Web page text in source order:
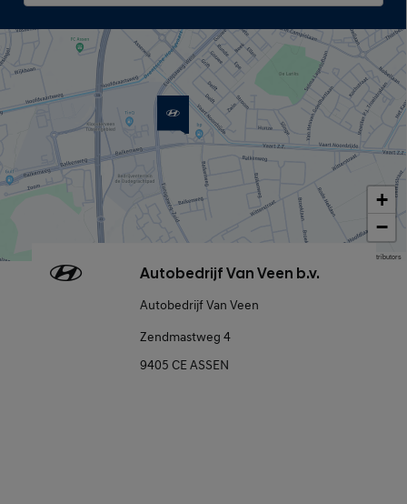
+
−
Map data © OpenStreetMap contributors
Autobedrijf Van Veen b.v.
Autobedrijf Van Veen
Zendmastweg 4
9405 CE ASSEN